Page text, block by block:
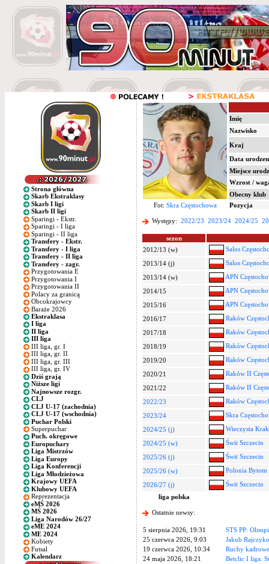
Strona główna
Skarb Ekstraklasy
Skarb I ligi
Skarb II ligi
Sparingi - Ekstr.
Sparingi - I liga
Sparingi - II liga
Transfery - Ekstr.
Transfery - I liga
Transfery - II liga
Transfery - zagr.
Przygotowania E
Przygotowania I
Przygotowania II
Polacy za granicą
Obcokrajowcy
Baraże 2026
Ekstraklasa
I liga
II liga
III liga
III liga, gr. I
III liga, gr. II
III liga, gr. III
III liga, gr. IV
Dziś grają
Niższe ligi
Najnowsze rozgr.
CLJ
CLJ U-17 (zachodnia)
CLJ U-17 (wschodnia)
Puchar Polski
Superpuchar
Puch. okręgowe
Europuchary
Liga Mistrzów
Liga Europy
Liga Konferencji
Liga Młodzieżowa
Krajowy UEFA
Klubowy UEFA
Reprezentacja
eMŚ 2026
MŚ 2026
Liga Narodów 26/27
eME 2024
ME 2024
Kobiety
Futsal
Kalendarz
Imię
Nazwisko
Kraj
Data
Miejsce
Wzrost /
Obecny klub
Fot: Skra Częstochowa Pozycja
Występy: 2022/23 2023/24 2024/25
sezon
2012/13 (w)
Salos
2013/14 (j)
Salos
2013/14 (w)
APN
2014/15
APN
2015/16
APN
2016/17
Raków
2017/18
Raków
2018/19
Raków
2019/20
Raków
2020/21
Raków II
2021/22
Raków II
2022/23
Raków
2023/24
Skra
2024/25 (j)
Wieczysta
2024/25 (w)
Świt Szczecin
2025/26 (j)
Świt Szczecin
2025/26 (w)
Polonia Bytom
2026/27 (j)
Świt Szczecin
liga polska
Ostatnie newsy:
5 sierpnia 2026, 19:31
STS PP:
25 czerwca 2026, 9:03
Jakub
19 czerwca 2026, 10:34
Ruchy
24 maja 2026, 18:21
Betclic I liga: